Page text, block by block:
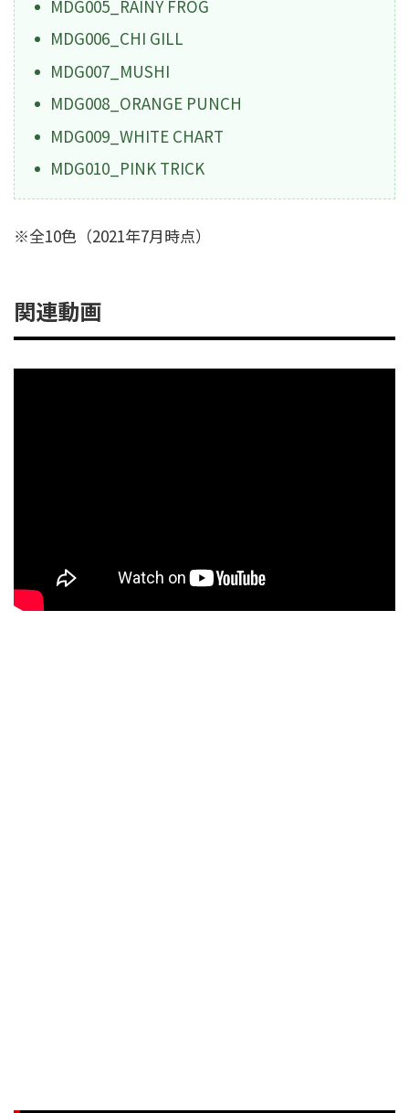
MDG005_RAINY FROG
MDG006_CHI GILL
MDG007_MUSHI
MDG008_ORANGE PUNCH
MDG009_WHITE CHART
MDG010_PINK TRICK
※全10色（2021年7月時点）
関連動画